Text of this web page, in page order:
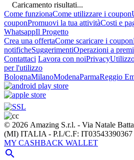
Caricamento risultati...
Come funzionaCome utilizzare i coupon
couponPromuovi la tua attivitàCosti e
WhatsappIl Progetto
Crea una offertaCome scaricare i coupon
notificheSuggerimentiOperazioni a
Contattaci Lavora con noiPrivacy
per l'utilizzo
BolognaMilanoModenaParmaReggio
© 2026 Amazing S.r.l. - Via Natale
(MI) ITALIA - P.I./C.F:
MY CASHBACK WALLET
